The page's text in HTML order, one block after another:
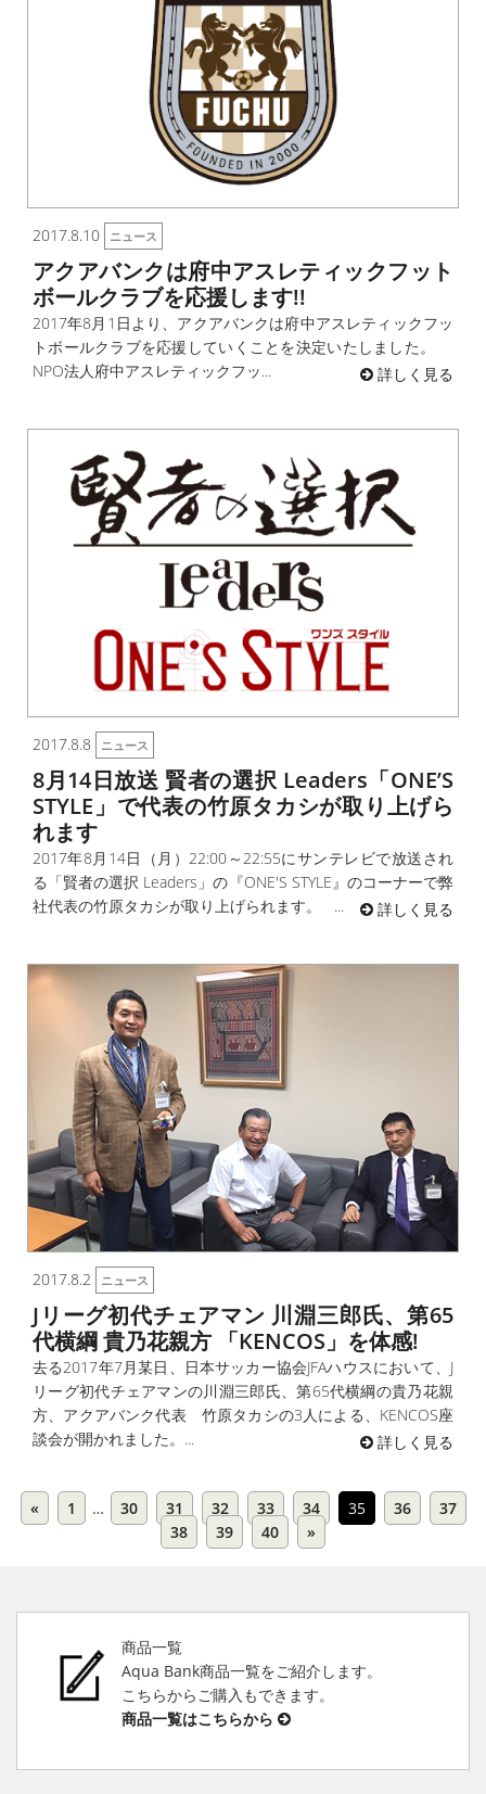
2017.8.10 ニュース
アクアバンクは府中アスレティックフット
ボールクラブを応援します!!
2017年8月1日より、アクアバンクは府中アスレティックフッ
トボールクラブを応援していくことを決定いたしました。
NPO法人府中アスレティックフッ...
詳しく見る
2017.8.8 ニュース
8月14日放送 賢者の選択 Leaders「ONE’S
STYLE」で代表の竹原タカシが取り上げら
れます
2017年8月14日（月）22:00～22:55にサンテレビで放送され
る「賢者の選択 Leaders」の『ONE'S STYLE』のコーナーで弊
社代表の竹原タカシが取り上げられます。 ...
詳しく見る
2017.8.2 ニュース
Jリーグ初代チェアマン 川淵三郎氏、第65
代横綱 貴乃花親方 「KENCOS」を体感!
去る2017年7月某日、日本サッカー協会JFAハウスにおいて、J
リーグ初代チェアマンの川淵三郎氏、第65代横綱の貴乃花親
方、アクアバンク代表 竹原タカシの3人による、KENCOS座
談会が開かれました。...
詳しく見る
« 1 … 30 31 32 33 34 35 36
37
38
39 40 »
商品一覧
Aqua Bank商品一覧をご紹介します。
こちらからご購入もできます。
商品一覧はこちらから